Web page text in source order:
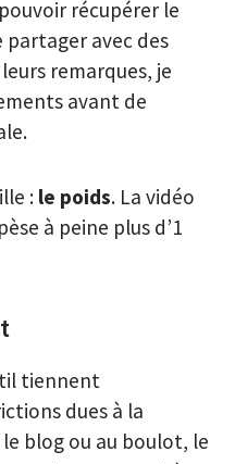
récupérer le
partager avec des
remarques, je
avant de
: le poids. La vidéo
à peine plus d’1
tiennent
dues à la
blog ou au boulot, le